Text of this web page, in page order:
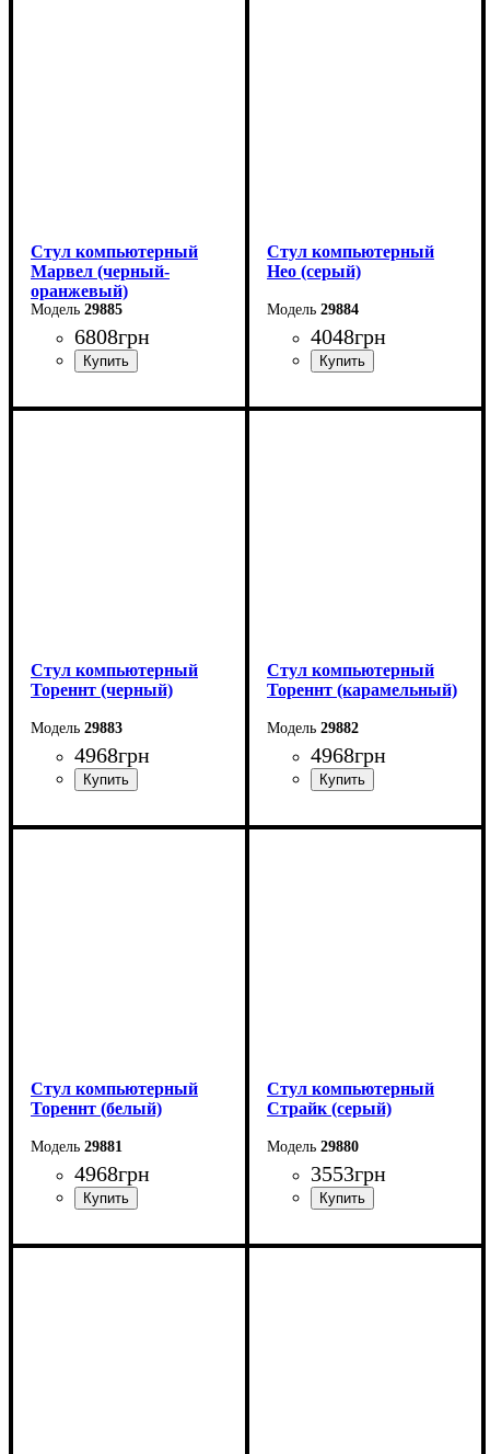
Стул компьютерный
Марвел (черный-
оранжевый)
29885
6808грн
Стул компьютерный
Нео (серый)
29884
4048грн
Стул компьютерный
Тореннт (черный)
29883
4968грн
Стул компьютерный
Тореннт (карамельный)
29882
4968грн
Стул компьютерный
Тореннт (белый)
29881
4968грн
Стул компьютерный
Страйк (серый)
29880
3553грн